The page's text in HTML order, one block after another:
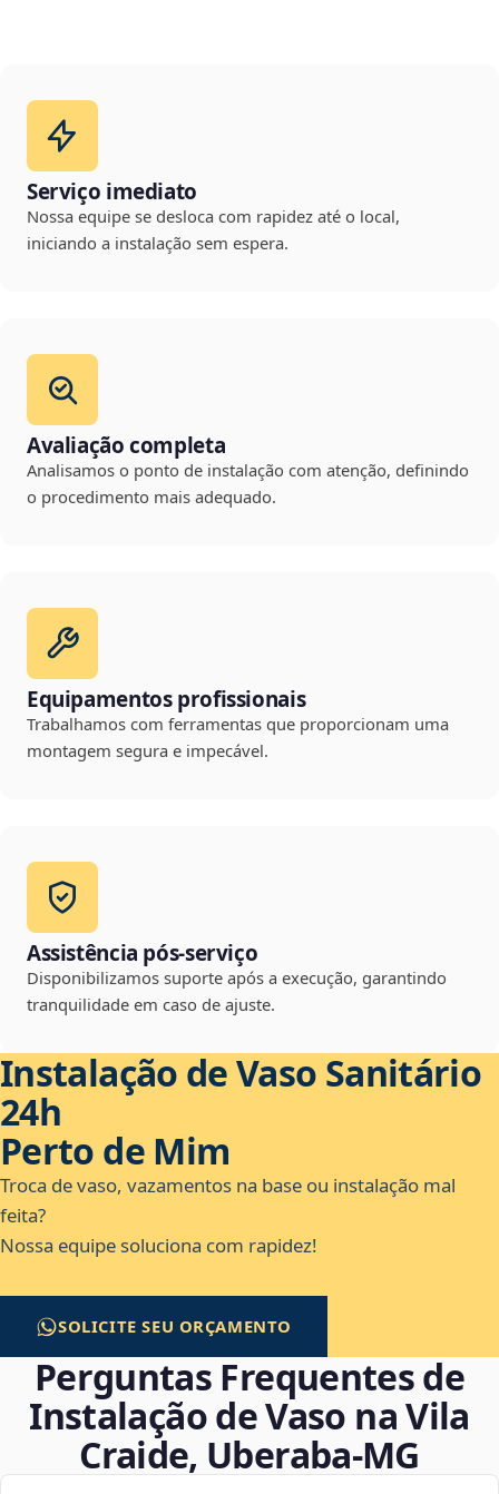
Serviço imediato
Nossa equipe se desloca com rapidez até o local,
iniciando a instalação sem espera.
Avaliação completa
Analisamos o ponto de instalação com atenção, definindo
o procedimento mais adequado.
Equipamentos profissionais
Trabalhamos com ferramentas que proporcionam uma
montagem segura e impecável.
Assistência pós-serviço
Disponibilizamos suporte após a execução, garantindo
tranquilidade em caso de ajuste.
Instalação de Vaso Sanitário
24h
Perto de Mim
Troca de vaso, vazamentos na base ou instalação mal
feita?
Nossa equipe soluciona com rapidez!
SOLICITE SEU ORÇAMENTO
Perguntas Frequentes de
Instalação de Vaso na Vila
Craide, Uberaba‑MG